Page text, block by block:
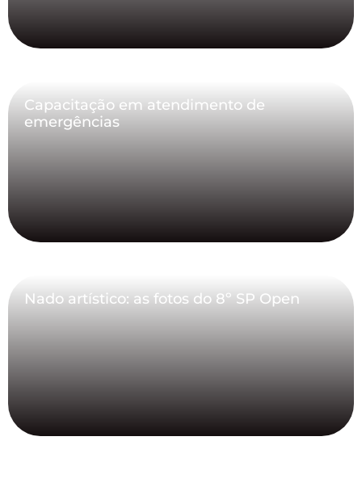
Capacitação em atendimento de
emergências
Nado artístico: as fotos do 8º SP Open